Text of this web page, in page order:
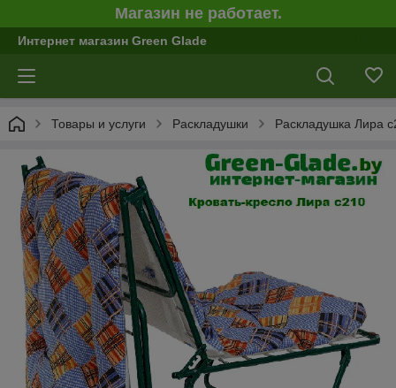
Магазин не работает.
Интернет магазин Green Glade
Товары и услуги Раскладушки Раскладушка Лира